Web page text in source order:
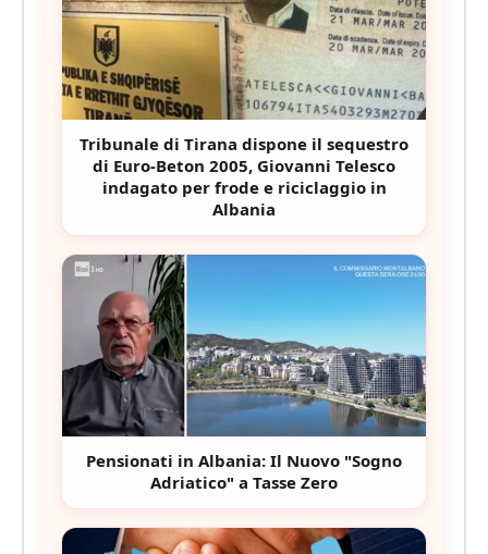
Tribunale di Tirana dispone il sequestro
di Euro-Beton 2005, Giovanni Telesco
indagato per frode e riciclaggio in
Albania
Pensionati in Albania: Il Nuovo "Sogno
Adriatico" a Tasse Zero